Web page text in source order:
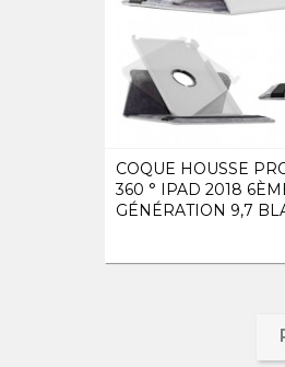
COQUE HOUSSE
360 ° IPAD 2018
GÉNÉRATION 9,7